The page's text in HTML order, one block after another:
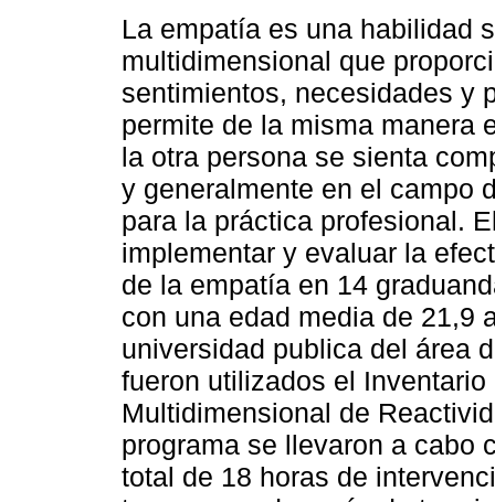
La empatía es una habilidad
multidimensional que
sentimientos, necesidades y
permite de la misma manera
la otra persona se sienta
y generalmente en el campo
para la práctica profesional.
implementar y evaluar la
de la empatía en 14
con una edad media de 21,9
universidad publica del área
fueron utilizados el
Multidimensional de
programa se llevaron a cabo
total de 18 horas de